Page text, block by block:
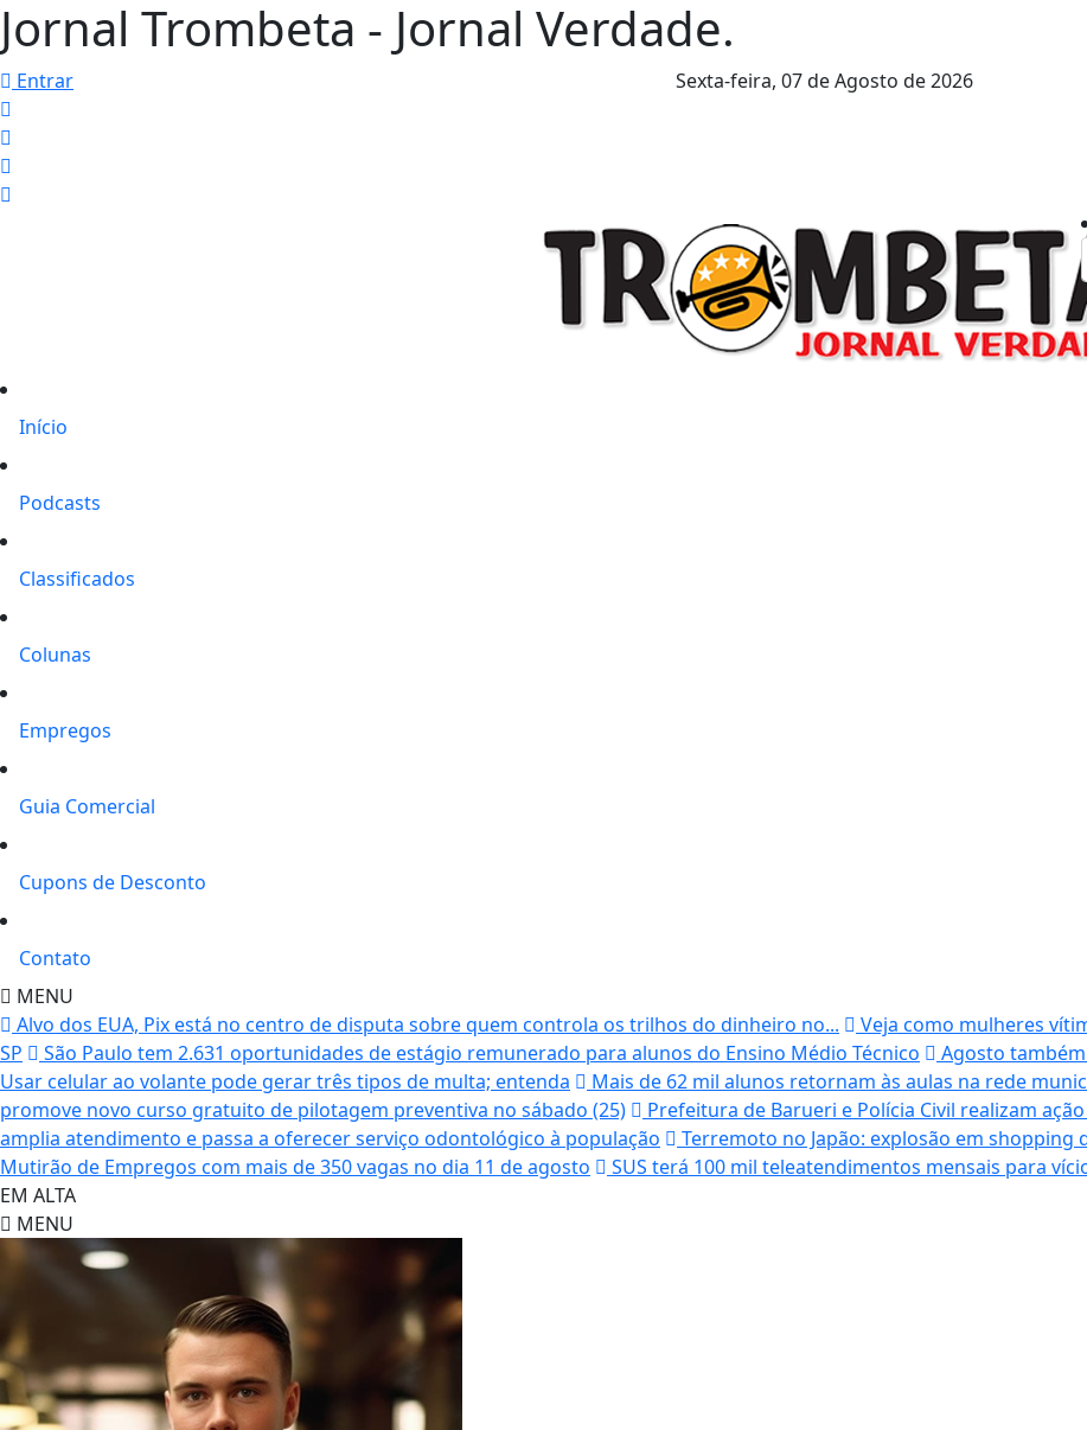
Jornal Trombeta - Jornal Verdade.
Entrar Sexta-feira, 07 de Agosto de 2026
Início
Podcasts
Classificados
Colunas
Empregos
Guia Comercial
Cupons de Desconto
Contato
MENU
Alvo dos EUA, Pix está no centro de disputa sobre quem controla os trilhos do dinheiro no...
Veja como mulheres
SP
São Paulo tem 2.631 oportunidades de estágio remunerado para alunos do Ensino Médio Técnico
Agosto
Usar celular ao volante pode gerar três tipos de multa; entenda
Mais de 62 mil alunos retornam às aulas na rede
promove novo curso gratuito de pilotagem preventiva no sábado (25)
Prefeitura de Barueri e Polícia Civil realizam
amplia atendimento e passa a oferecer serviço odontológico à população
Terremoto no Japão: explosão em shopping
Mutirão de Empregos com mais de 350 vagas no dia 11 de agosto
SUS terá 100 mil teleatendimentos mensais para
EM ALTA
MENU